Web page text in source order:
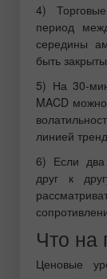
4)
период
середины
быть
5) На 30-
MACD
линией
6) Если два
друг к
Что на
Ценовые